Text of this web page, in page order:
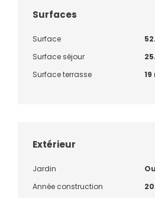
Surfaces
Surface
Surface séjour
Surface terrasse
19
Extérieur
Jardin
Année construction